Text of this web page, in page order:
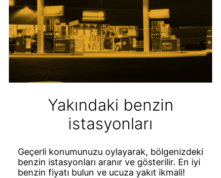
Yakındaki benzin
istasyonları
Geçerli konumunuzu oylayarak, bölgenizdeki
benzin istasyonları aranır ve gösterilir. En iyi
benzin fiyatı bulun ve ucuza yakıt ikmali!